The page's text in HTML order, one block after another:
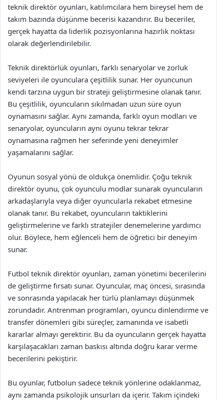
teknik direktör oyunları, katılımcılara hem bireysel hem de
takım bazında düşünme becerisi kazandırır. Bu beceriler,
gerçek hayatta da liderlik pozisyonlarına hazırlık noktası
olarak değerlendirilebilir.
Teknik direktörlük oyunları, farklı senaryolar ve zorluk
seviyeleri ile oyunculara çeşitlilik sunar. Her oyuncunun
kendi tarzına uygun bir strateji geliştirmesine olanak tanır.
Bu çeşitlilik, oyuncuların sıkılmadan uzun süre oyun
oynamasını sağlar. Aynı zamanda, farklı oyun modları ve
senaryolar, oyuncuların aynı oyunu tekrar tekrar
oynamasına rağmen her seferinde yeni deneyimler
yaşamalarını sağlar.
Oyunun sosyal yönü de oldukça önemlidir. Çoğu teknik
direktör oyunu, çok oyunculu modlar sunarak oyuncuların
arkadaşlarıyla veya diğer oyuncularla rekabet etmesine
olanak tanır. Bu rekabet, oyuncuların taktiklerini
geliştirmelerine ve farklı stratejiler denemelerine yardımcı
olur. Böylece, hem eğlenceli hem de öğretici bir deneyim
sunar.
Futbol teknik direktör oyunları, zaman yönetimi becerilerini
de geliştirme fırsatı sunar. Oyuncular, maç öncesi, sırasında
ve sonrasında yapılacak her türlü planlamayı düşünmek
zorundadır. Antrenman programları, oyuncu dinlendirme ve
transfer dönemleri gibi süreçler, zamanında ve isabetli
kararlar almayı gerektirir. Bu da oyuncuların gerçek hayatta
karşılaşacakları zaman baskısı altında doğru karar verme
becerilerini pekiştirir.
Bu oyunlar, futbolun sadece teknik yönlerine odaklanmaz,
aynı zamanda psikolojik unsurları da içerir. Takım içindeki